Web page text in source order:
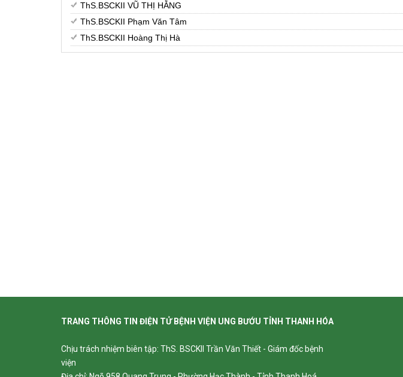
ThS.BSCKII VŨ THỊ HẰNG
ThS.BSCKII Phạm Văn Tâm
ThS.BSCKII Hoàng Thị Hà
TRANG THÔNG TIN ĐIỆN TỬ BỆNH VIỆN UNG BƯỚU TỈNH THANH HÓA
Chịu trách nhiệm biên tập: ThS. BSCKII Trần Văn Thiết - Giám đốc bệnh
viện